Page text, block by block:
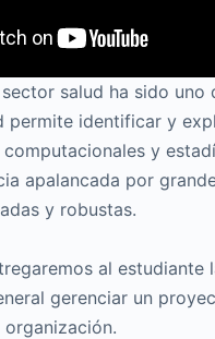
salud ha sido
permite identificar y
y
apalancada por
y robustas.
al estudiante
gerenciar un
organización.